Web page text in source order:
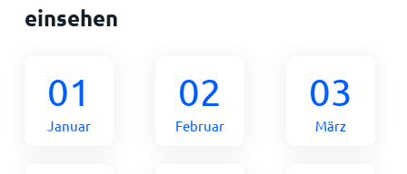
einsehen
01
Januar
02
Februar
03
März